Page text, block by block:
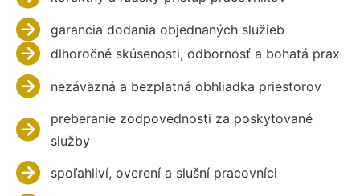
garancia dodania objednaných služieb
dlhoročné skúsenosti, odbornosť a bohatá prax
nezáväzná a bezplatná obhliadka priestorov
preberanie zodpovednosti za poskytované
služby
spoľahliví, overení a slušní pracovníci